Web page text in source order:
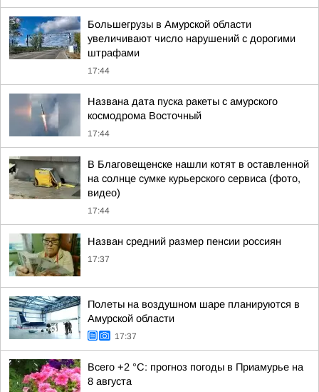
Большегрузы в Амурской области
увеличивают число нарушений с дорогими
штрафами
17:44
Названа дата пуска ракеты с амурского
космодрома Восточный
17:44
В Благовещенске нашли котят в оставленной
на солнце сумке курьерского сервиса (фото,
видео)
17:44
Назван средний размер пенсии россиян
17:37
Полеты на воздушном шаре планируются в
Амурской области
17:37
Всего +2 °С: прогноз погоды в Приамурье на
8 августа